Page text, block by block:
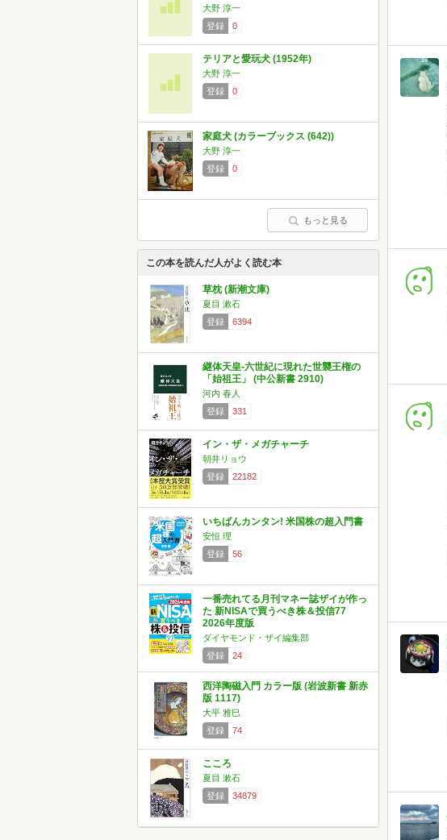
大野 淳一
登録
0
テリアと愛玩犬 (1952年)
大野 淳一
登録
0
家庭犬 (カラーブックス (642))
大野 淳一
登録
0
もっと見る
この本を読んだ人がよく読む本
草枕 (新潮文庫)
夏目 漱石
登録
6394
継体天皇-六世紀に現れた世襲王権の
「始祖王」 (中公新書 2910)
河内 春人
登録
331
イン・ザ・メガチャーチ
朝井リョウ
登録
22182
いちばんカンタン! 米国株の超入門書
安恒 理
登録
56
一番売れてる月刊マネー誌ザイが作っ
た 新NISAで買うべき株＆投信77
2026年度版
ダイヤモンド・ザイ編集部
登録
24
西洋陶磁入門 カラー版 (岩波新書 新赤
版 1117)
大平 雅巳
登録
74
こころ
夏目 漱石
登録
34879